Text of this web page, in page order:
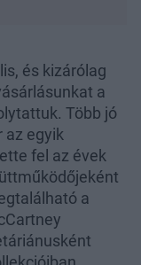
és kizárólag
a
Több jó
az egyik
fel az évek
a